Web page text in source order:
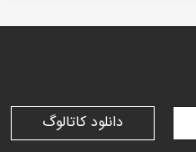
دانلود کاتالوگ